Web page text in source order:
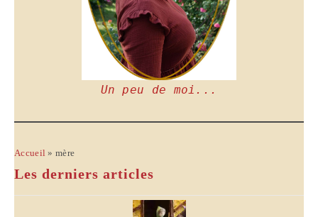
Un peu de moi...
Accueil »mère
Les derniers articles